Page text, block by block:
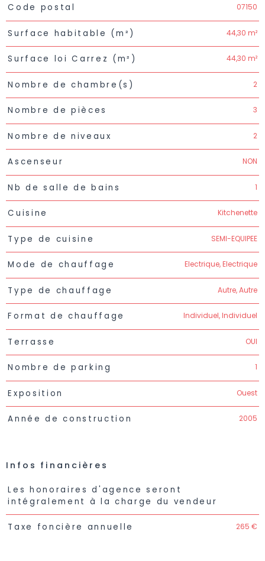
Caractéristiques Valeurs
Code postal 07150
Surface habitable (m²) 44,30 m²
Surface loi Carrez (m²) 44,30 m²
Nombre de chambre(s) 2
Nombre de pièces 3
Nombre de niveaux 2
Ascenseur NON
Nb de salle de bains 1
Cuisine Kitchenette
Type de cuisine SEMI-EQUIPEE
Mode de chauffage Electrique, Electrique
Type de chauffage Autre, Autre
Format de chauffage Individuel, Individuel
Terrasse OUI
Nombre de parking 1
Exposition Ouest
Année de construction 2005
Infos financières
Caractéristiques Valeurs
Les honoraires d'agence seront
intégralement à la charge du vendeur
Taxe foncière annuelle 265 €